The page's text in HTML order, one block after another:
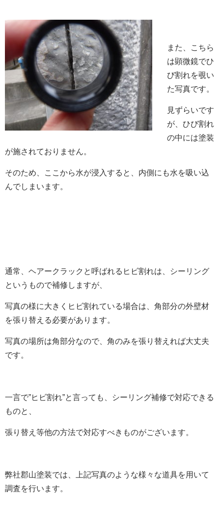
また、こちら
は顕微鏡でひ
び割れを覗い
た写真です。
見ずらいです
が、ひび割れ
の中には塗装
が施されておりません。
そのため、ここから水が浸入すると、内側にも水を吸い込
んでしまいます。
通常、ヘアークラックと呼ばれるヒビ割れは、シーリング
というもので補修しますが、
写真の様に大きくヒビ割れている場合は、角部分の外壁材
を張り替える必要があります。
写真の場所は角部分なので、角のみを張り替えれば大丈夫
です。
一言で”ヒビ割れ”と言っても、シーリング補修で対応できる
ものと、
張り替え等他の方法で対応すべきものがございます。
弊社郡山塗装では、上記写真のような様々な道具を用いて
調査を行います。